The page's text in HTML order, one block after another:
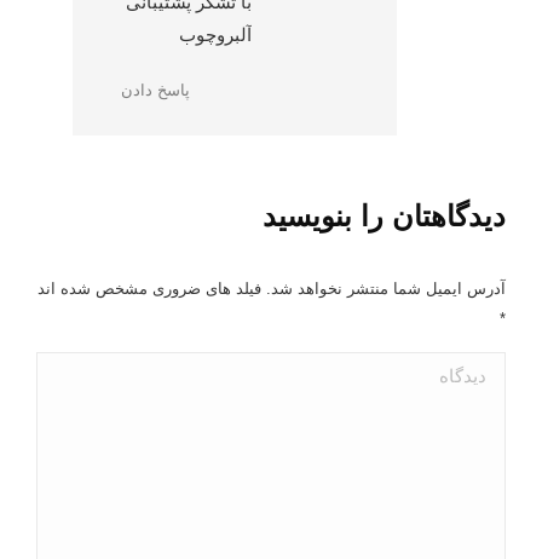
آلبروچوب
پاسخ دادن
دیدگاهتان را بنویسید
آدرس ایمیل شما منتشر نخواهد شد. فیلد های ضروری مشخص شده اند
*
دیدگاه